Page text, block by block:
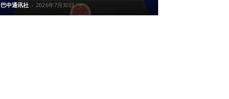
巴中通讯社 - 2026年7月30日